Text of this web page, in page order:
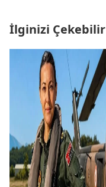
İlginizi Çekebilir